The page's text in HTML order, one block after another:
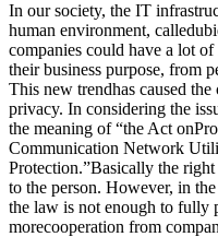
In our society, the IT
human environment,
companies could have a lot
their business purpose, from
This new trendhas caused
privacy. In considering the
the meaning of “the Act
Communication Network
Protection.”Basically the
to the person. However, in
the law is not enough to fully
morecooperation from